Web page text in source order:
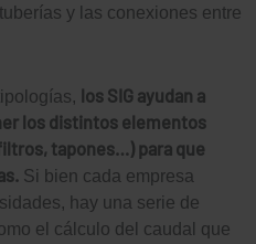
y las conexiones entre
los SIG ayudan a
los distintos elementos
tapones…) para que
Si bien cada empresa
hay una serie de
el cálculo del caudal que